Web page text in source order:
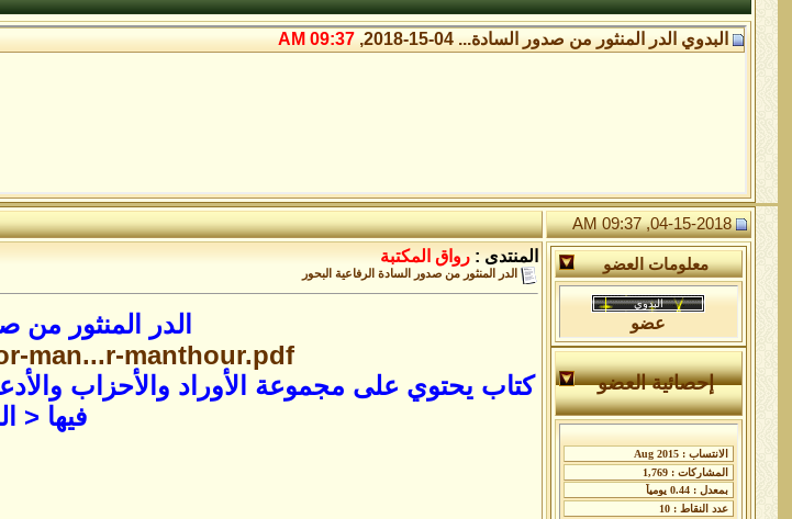
البدوي الدر المنثور من صدور السادة...04-15-2018,
09:37 AM
04-15-2018, 09:37 AM
معلومات العضو
عضو
إحصائية العضو
المنتدى : رواق المكتبة
الدر المنثور من صدور السادة الرفاعية البحور
الدر المنثور من
man...r-manthour.pdf
كتاب يحتوي على مجموعة الأوراد والأحزاب
فيها <